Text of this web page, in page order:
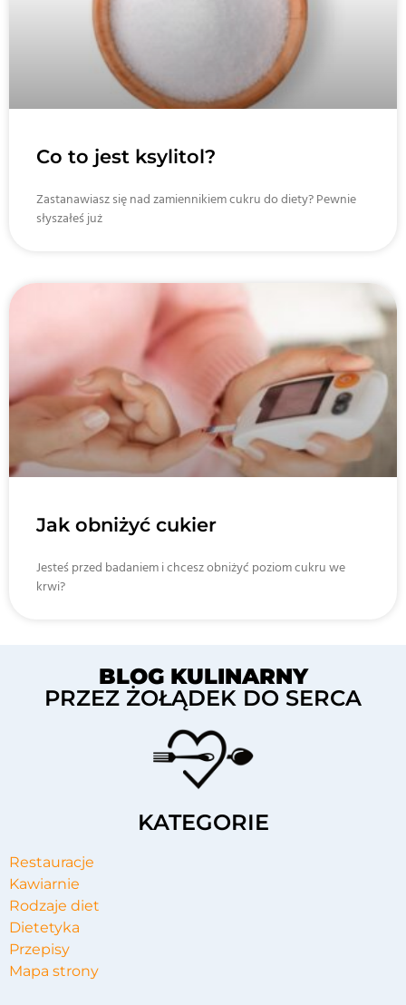
Co to jest ksylitol?
Zastanawiasz się nad zamiennikiem cukru do diety? Pewnie
słyszałeś już
Jak obniżyć cukier
Jesteś przed badaniem i chcesz obniżyć poziom cukru we
krwi?
BLOG KULINARNY
PRZEZ ŻOŁĄDEK DO SERCA
KATEGORIE
Restauracje
Kawiarnie
Rodzaje diet
Dietetyka
Przepisy
Mapa strony